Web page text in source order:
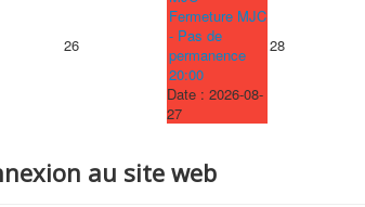
26
Fermeture MJC
- Pas de
permanence
20:00
Date :2026-08-
27
28
au site web